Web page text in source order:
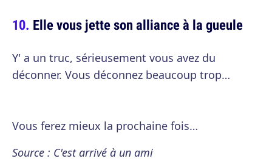
Elle vous jette son alliance à la gueule
Y' a un truc, sérieusement vous avez du
déconner. Vous déconnez beaucoup trop…
Vous ferez mieux la prochaine fois…
Source : C'est arrivé à un ami